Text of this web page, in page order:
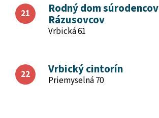
Rodný dom súrodencov
Rázusovcov
Vrbická 61
Vrbický cintorín
Priemyselná 70